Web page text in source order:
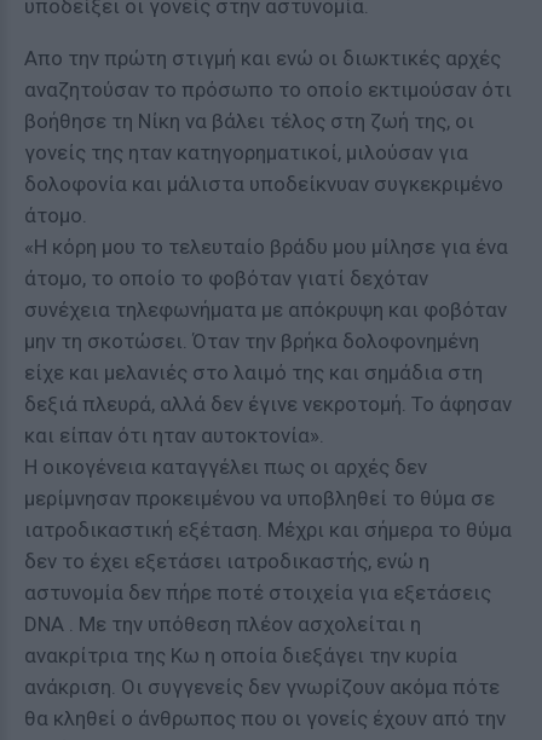
υποδείξει οι γονείς στην αστυνομία.
Απο την πρώτη στιγμή και ενώ οι διωκτικές αρχές
αναζητούσαν το πρόσωπο το οποίο εκτιμούσαν ότι
βοήθησε τη Νίκη να βάλει τέλος στη ζωή της, οι
γονείς της ηταν κατηγορηματικοί, μιλούσαν για
δολοφονία και μάλιστα υποδείκνυαν συγκεκριμένο
άτομο.
«Η κόρη μου το τελευταίο βράδυ μου μίλησε για ένα
άτομο, το οποίο το φοβόταν γιατί δεχόταν
συνέχεια τηλεφωνήματα με απόκρυψη και φοβόταν
μην τη σκοτώσει. Όταν την βρήκα δολοφονημένη
είχε και μελανιές στο λαιμό της και σημάδια στη
δεξιά πλευρά, αλλά δεν έγινε νεκροτομή. Το άφησαν
και είπαν ότι ηταν αυτοκτονία».
Η οικογένεια καταγγέλει πως οι αρχές δεν
μερίμνησαν προκειμένου να υποβληθεί το θύμα σε
ιατροδικαστική εξέταση. Μέχρι και σήμερα το θύμα
δεν το έχει εξετάσει ιατροδικαστής, ενώ η
αστυνομία δεν πήρε ποτέ στοιχεία για εξετάσεις
DNA . Με την υπόθεση πλέον ασχολείται η
ανακρίτρια της Κω η οποία διεξάγει την κυρία
ανάκριση. Οι συγγενείς δεν γνωρίζουν ακόμα πότε
θα κληθεί ο άνθρωπος που οι γονείς έχουν από την